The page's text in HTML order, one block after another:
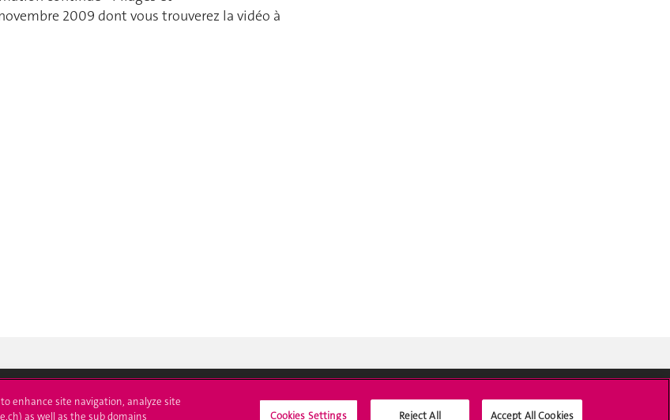
2009 dont vous trouverez la vidéo à
to enhance site navigation, analyze site
as well as the sub domains
Cookies Settings Reject All Accept All Cookies